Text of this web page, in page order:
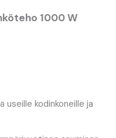
1000 W
useille kodinkoneille ja